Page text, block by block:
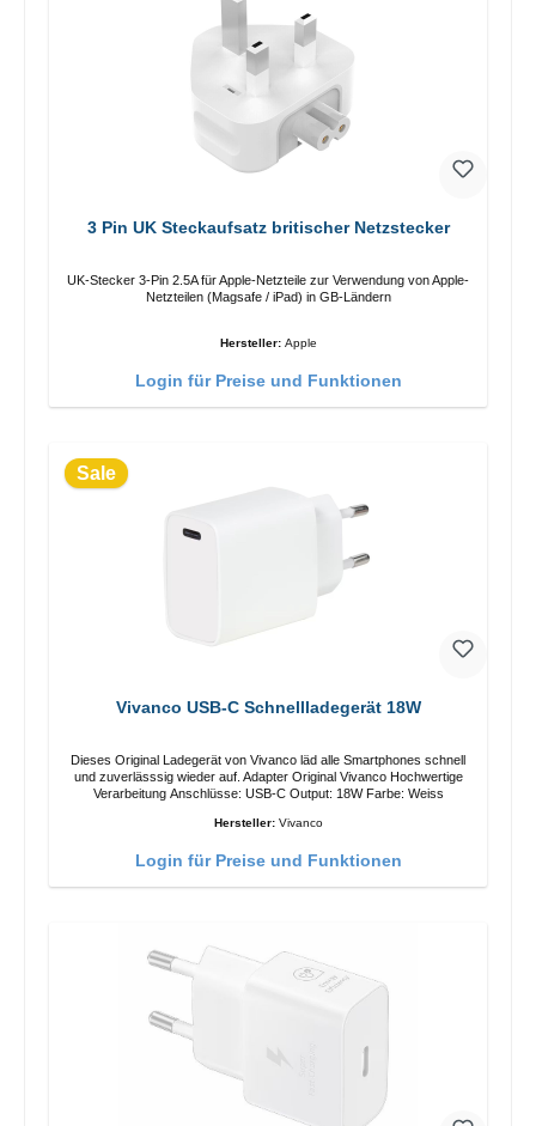
3 Pin UK Steckaufsatz britischer Netzstecker
UK-Stecker 3-Pin 2.5A für Apple-Netzteile zur Verwendung von Apple-
Netzteilen (Magsafe / iPad) in GB-Ländern
Hersteller: Apple
Login für Preise und Funktionen
Sale
Vivanco USB-C Schnellladegerät 18W
Dieses Original Ladegerät von Vivanco läd alle Smartphones schnell
und zuverlässsig wieder auf. Adapter Original Vivanco Hochwertige
Verarbeitung Anschlüsse: USB-C Output: 18W Farbe: Weiss
Hersteller: Vivanco
Login für Preise und Funktionen